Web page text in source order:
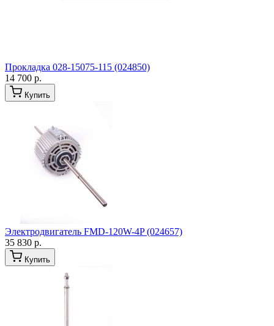
Прокладка 028-15075-115 (024850)
14 700 р.
Купить
Электродвигатель FMD-120W-4P (024657)
35 830 р.
Купить